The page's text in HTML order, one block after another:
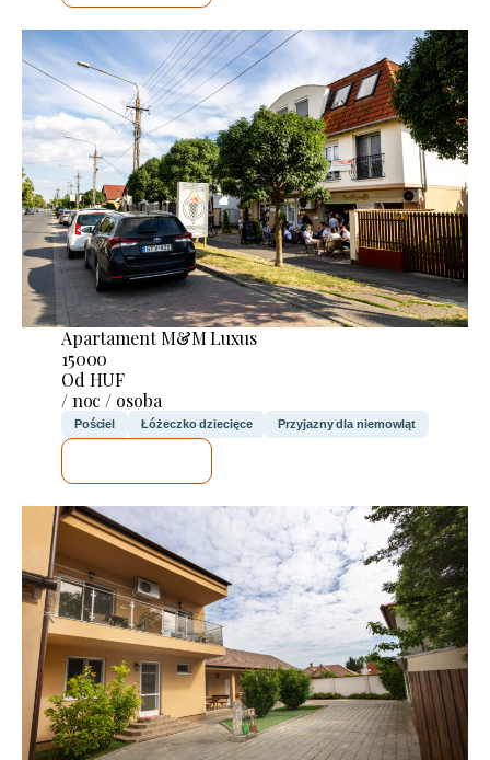
Apartament M&M Luxus
15000
Od HUF
/ noc / osoba
Pościel Łóżeczko dziecięce Przyjazny dla niemowląt